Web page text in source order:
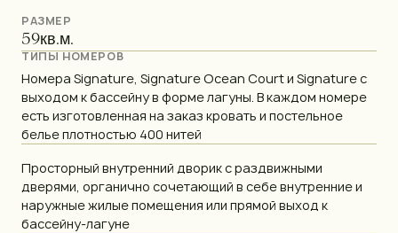
РАЗМЕР
59кв.м.
ТИПЫ НОМЕРОВ
Номера Signature, Signature Ocean Court и Signature с
выходом к бассейну в форме лагуны. В каждом номере
есть изготовленная на заказ кровать и постельное
белье плотностью 400 нитей
Просторный внутренний дворик с раздвижными
дверями, органично сочетающий в себе внутренние и
наружные жилые помещения или прямой выход к
бассейну-лагуне